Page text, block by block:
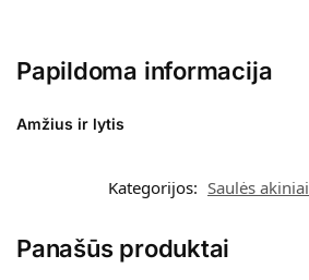
Papildoma informacija
Amžius ir lytis
Kategorijos: Saulės akiniai
Panašūs produktai